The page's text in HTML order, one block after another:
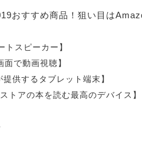
おすすめ商品！狙い目は
トスピーカー】
で動画視聴】
供するタブレット端末】
アの本を読む最高のデバイス】